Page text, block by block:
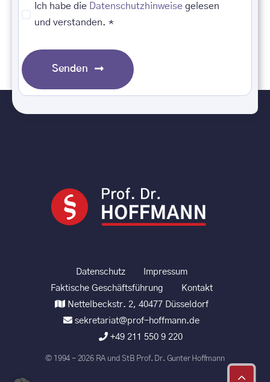
Ich habe die Datenschutzhinweise gelesen
und verstanden. *
Senden
Datenschutz
Impressum
Faktische Geschäftsführung
Kontakt
Nettelbeckstr. 2, 40477 Düsseldorf
sekretariat@prof-hoffmann.de
+49 211 550 9 220
© 1994 - 2026 RA und StB Prof. Dr. Gunter Hoffmann
Nach
oben